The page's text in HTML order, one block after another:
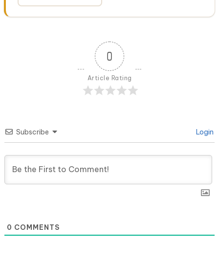
0
Article Rating
Subscribe Login
0 COMMENTS